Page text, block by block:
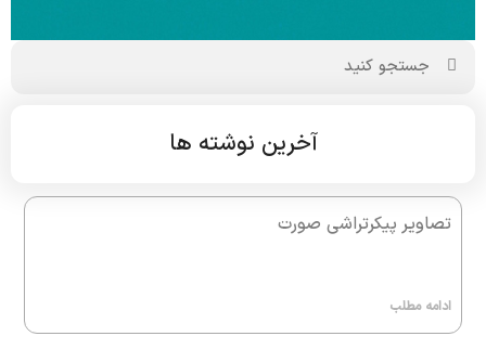
آخرین نوشته ها
تصاویر پیکرتراشی صورت
ادامه مطلب